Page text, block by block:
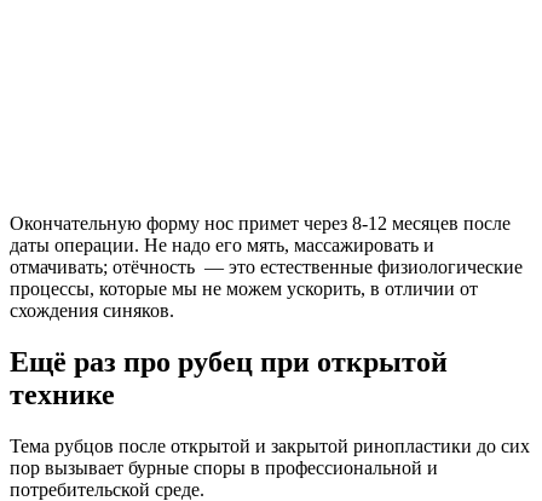
Окончательную форму нос примет через 8-12 месяцев после
даты операции. Не надо его мять, массажировать и
отмачивать; отёчность — это естественные физиологические
процессы, которые мы не можем ускорить, в отличии от
схождения синяков.
Ещё раз про рубец при открытой
технике
Тема рубцов после открытой и закрытой ринопластики до сих
пор вызывает бурные споры в профессиональной и
потребительской среде.